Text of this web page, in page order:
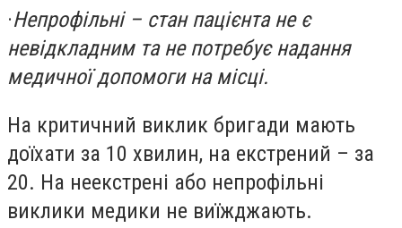
·Непрофільні – стан пацієнта не є
невідкладним та не потребує надання
медичної допомоги на місці.
На критичний виклик бригади мають
доїхати за 10 хвилин, на екстрений – за
20. На неекстрені або непрофільні
виклики медики не виїжджають.